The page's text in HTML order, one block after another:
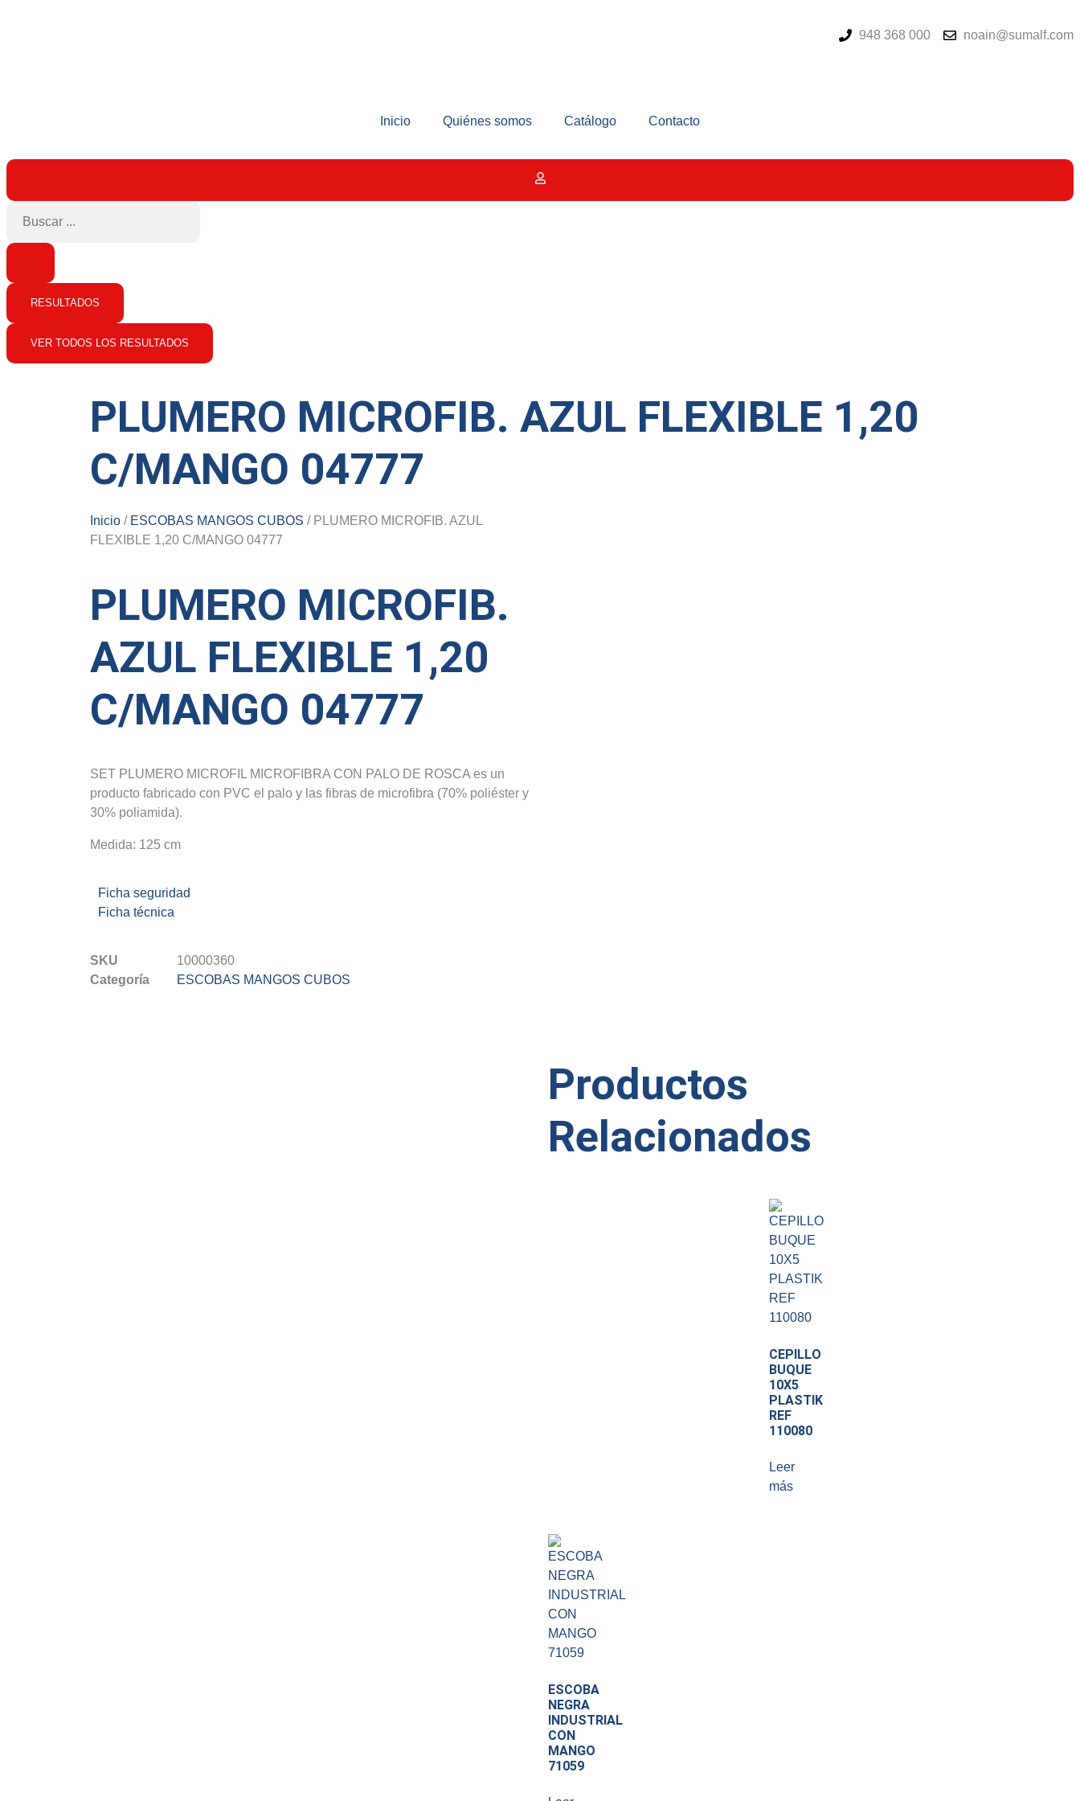
948 368 000 noain@sumalf.com
Inicio Quiénes somos Catálogo Contacto
RESULTADOS
VER TODOS LOS RESULTADOS
PLUMERO MICROFIB. AZUL FLEXIBLE 1,20
C/MANGO 04777
Inicio / ESCOBAS MANGOS CUBOS / PLUMERO MICROFIB. AZUL
FLEXIBLE 1,20 C/MANGO 04777
PLUMERO MICROFIB.
AZUL FLEXIBLE 1,20
C/MANGO 04777
SET PLUMERO MICROFIL MICROFIBRA CON PALO DE ROSCA es un
producto fabricado con PVC el palo y las fibras de microfibra (70% poliéster y
30% poliamida).
Medida: 125 cm
Ficha seguridad
Ficha técnica
SKU
10000360
Categoría
ESCOBAS MANGOS CUBOS
Productos
Relacionados
CEPILLO
BUQUE
10X5
PLASTIK
REF
110080
Leer
más
ESCOBA
NEGRA
INDUSTRIAL
CON
MANGO
71059